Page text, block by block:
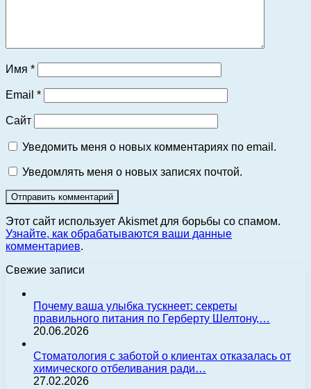
Имя *
Email *
Сайт
Уведомить меня о новых комментариях по email.
Уведомлять меня о новых записях почтой.
Этот сайт использует Akismet для борьбы со спамом.
Узнайте, как обрабатываются ваши данные
комментариев.
Свежие записи
Почему ваша улыбка тускнеет: секреты
правильного питания по Герберту Шелтону,…
20.06.2026
Стоматология с заботой о клиентах отказалась от
химического отбеливания ради…
27.02.2026